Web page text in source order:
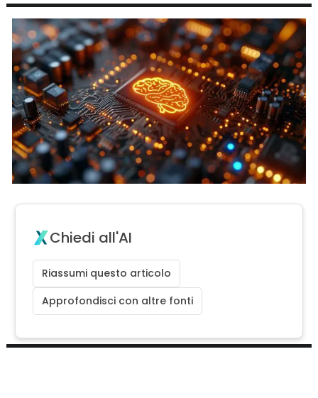
Chiedi all'AI
Riassumi questo articolo
Approfondisci con altre fonti